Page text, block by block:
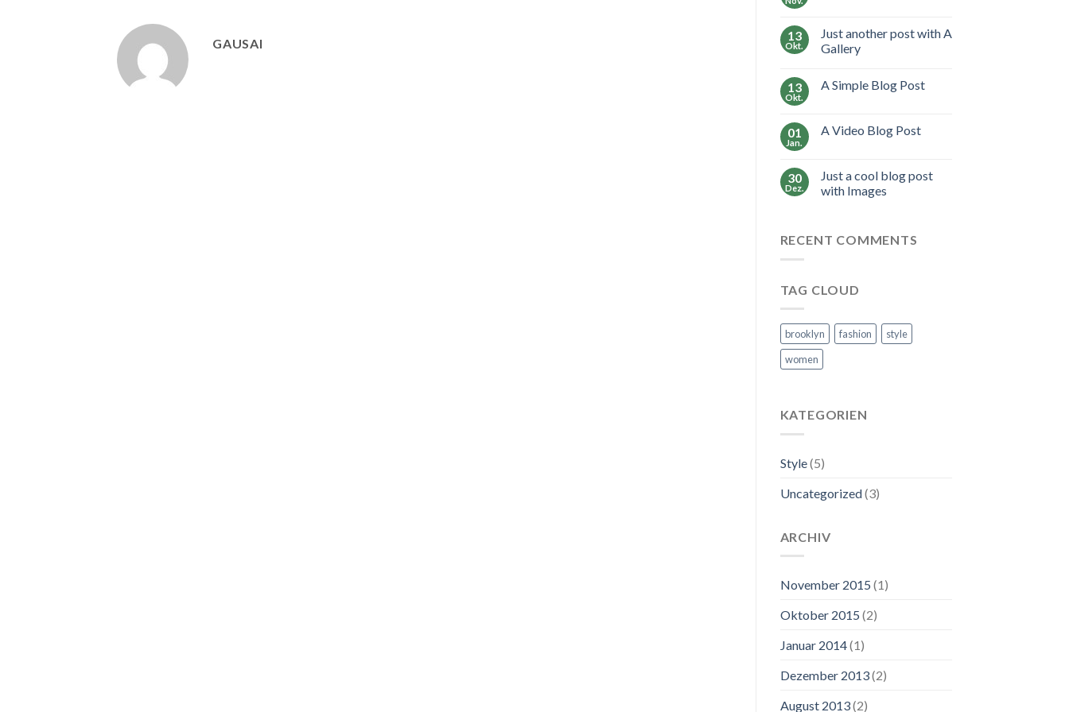
GAUSAI
13
Okt.
Just another post with A
Gallery
13
Okt.
A Simple Blog Post
01
Jan.
A Video Blog Post
30
Dez.
Just a cool blog post
with Images
RECENT COMMENTS
TAG CLOUD
brooklyn fashion
style
women
KATEGORIEN
Style(5)
Uncategorized(3)
ARCHIV
November 2015 (1)
Oktober 2015 (2)
Januar 2014(1)
Dezember 2013(2)
August 2013(2)